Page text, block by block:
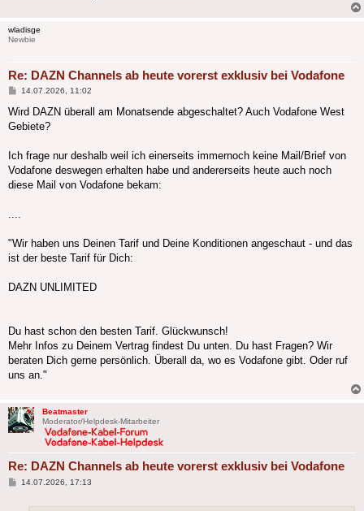
wladisge
Newbie
Re: DAZN Channels ab heute vorerst exklusiv bei Vodafone
Beitrag
14.07.2026, 11:02
Wird DAZN überall am Monatsende abgeschaltet? Auch Vodafone West
Gebiete?
Ich frage nur deshalb weil ich einerseits immernoch keine Mail/Brief von
Vodafone deswegen erhalten habe und andererseits heute auch noch
diese Mail von Vodafone bekam:
....
"Wir haben uns Deinen Tarif und Deine Konditionen angeschaut - und das
ist der beste Tarif für Dich:
DAZN UNLIMITED
Du hast schon den besten Tarif. Glückwunsch!
Mehr Infos zu Deinem Vertrag findest Du unten. Du hast Fragen? Wir
beraten Dich gerne persönlich. Überall da, wo es Vodafone gibt. Oder ruf
uns an."
Beatmaster
Moderator/Helpdesk-Mitarbeiter
Re: DAZN Channels ab heute vorerst exklusiv bei Vodafone
Beitrag
14.07.2026, 17:13